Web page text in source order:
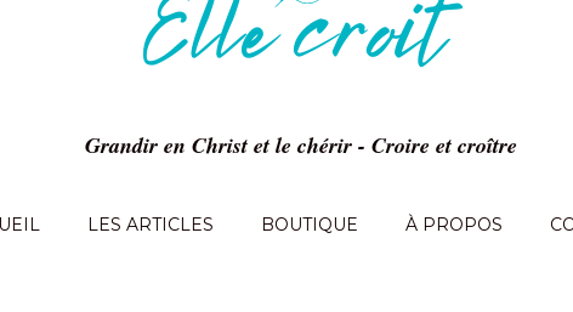
Grandir en Christ et le chérir - Croire et croître
LES ARTICLES BOUTIQUE À PROPOS